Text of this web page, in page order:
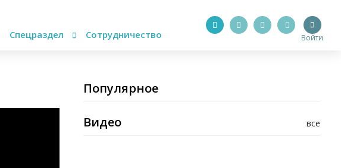
Спецраздел Сотрудничество Войти
Популярное
все
Видео